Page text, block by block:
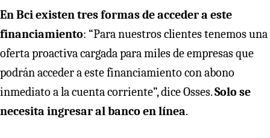
En Bci existen tres formas de acceder a este
financiamiento: “Para nuestros clientes tenemos una
oferta proactiva cargada para miles de empresas que
podrán acceder a este financiamiento con abono
inmediato a la cuenta corriente”, dice Osses.Solo se
necesita ingresar al banco en línea.